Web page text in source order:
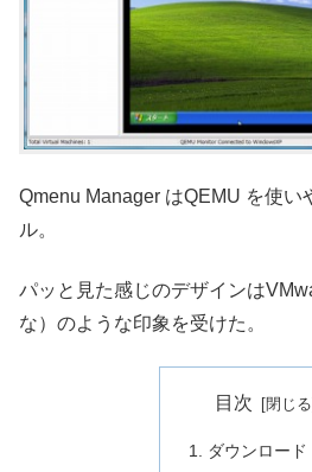
Qmenu Manager はQEMU を使い
ル。
パッと見た感じのデザインは
な）のような印象を受けた。
目次
ダウンロード